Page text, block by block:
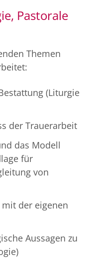
Pastorale
Themen
(Liturgie
der Trauerarbeit
das Modell
für
von
der eigenen
Aussagen zu